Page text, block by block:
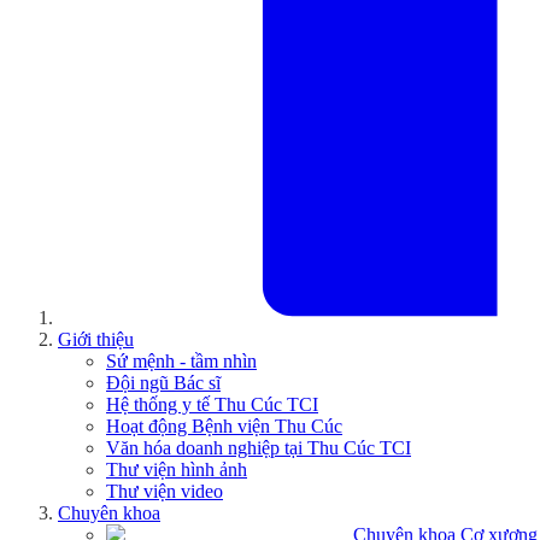
Giới thiệu
Sứ mệnh - tầm nhìn
Đội ngũ Bác sĩ
Hệ thống y tế Thu Cúc TCI
Hoạt động Bệnh viện Thu Cúc
Văn hóa doanh nghiệp tại Thu Cúc TCI
Thư viện hình ảnh
Thư viện video
Chuyên khoa
Chuyên khoa Cơ